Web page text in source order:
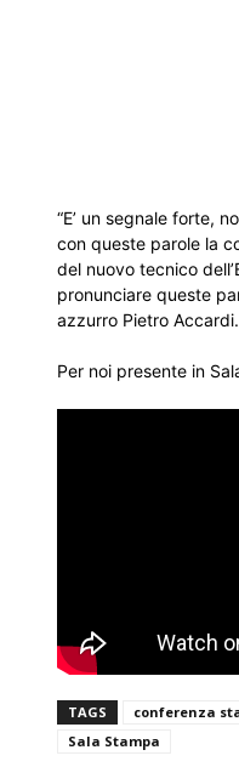
“E’ un segnale forte,
con queste parole la
del nuovo tecnico
pronunciare queste
azzurro Pietro Accardi.
Per noi presente in
TAGS conferenza
Sala Stampa